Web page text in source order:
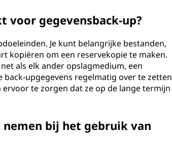
voor gegevensback-up?
Je kunt belangrijke bestanden,
kopiëren om een reservekopie te maken.
als elk ander opslagmedium, een
upgegevens regelmatig over te zetten
te zorgen dat ze op de lange termijn
bij het gebruik van